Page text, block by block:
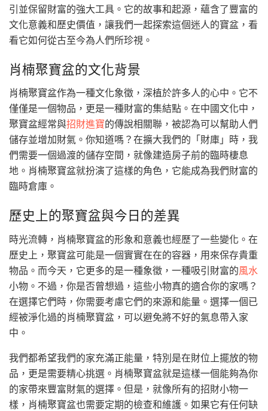
引並保留財富的強大工具。它的故事和起源，蘊含了豐富的
文化意義和歷史價值，讓我們一起探索這個迷人的寶盆，看
看它如何從古至今為人們所珍視。
肖楠聚寶盆的文化背景
肖楠聚寶盆作為一種文化象徵，深植於許多人的心中。它不
僅僅是一個物品，更是一種財富的集結點。在中國文化中，
聚寶盆經常與招財進寶的傳說相關聯，被認為可以幫助人們
儲存並增加財氣。你知道嗎？在擴大我們的「財庫」時，我
們需要一個過渡的儲存空間，就像建造房子前的臨時棲息
地。肖楠聚寶盆就扮演了這樣的角色，它能成為我們財富的
臨時倉庫。
歷史上的聚寶盆與今日的差異
時光流轉，肖楠聚寶盆的形象和意義也經歷了一些變化。在
歷史上，聚寶盆可能是一個實實在在的容器，用來保存貴重
物品。而今天，它更多的是一種象徵，一種吸引財富的風水
小物。不過，你是否曾想過，這些小物真的適合你的家嗎？
在選擇它們時，你需要考慮它們的來源和能量。選擇一個已
經被淨化過的肖楠聚寶盆，可以避免將不好的氣息帶入家
中。
我們都希望我們的家充滿正能量，特別是在財位上擺放的物
品，更是需要精心挑選。肖楠聚寶盆就是這樣一個能夠為你
的家帶來豐富財氣的選擇。但是，就像所有的招財小物一
樣，肖楠聚寶盆也需要定期的檢查和維護。如果它有任何缺